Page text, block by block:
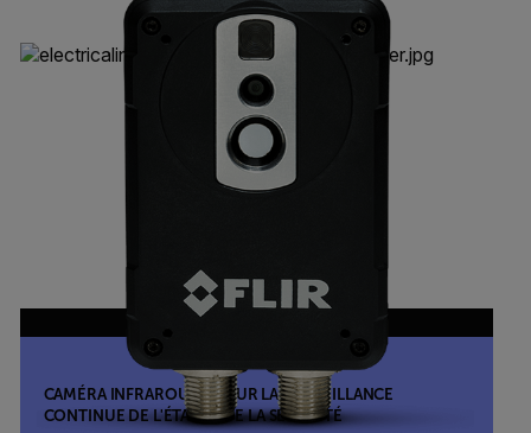
CAMÉRA INFRAROUGE POUR LA SURVEILLANCE
CONTINUE DE L'ÉTAT ET DE LA SÉCURITÉ